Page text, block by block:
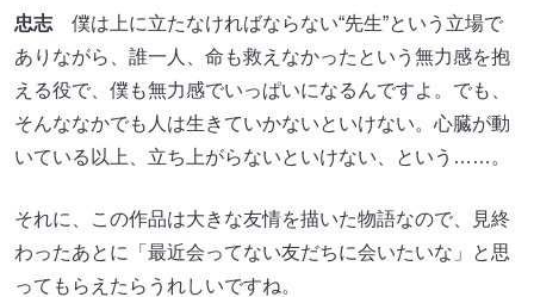
忠志 僕は上に立たなければならない“先生”という立場で
ありながら、誰一人、命も救えなかったという無力感を抱
える役で、僕も無力感でいっぱいになるんですよ。でも、
そんななかでも人は生きていかないといけない。心臓が動
いている以上、立ち上がらないといけない、という……。
それに、この作品は大きな友情を描いた物語なので、見終
わったあとに「最近会ってない友だちに会いたいな」と思
ってもらえたらうれしいですね。